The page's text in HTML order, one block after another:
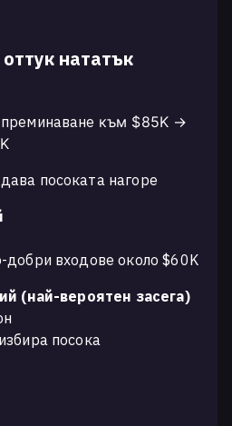
нататък
към $85K →
посоката нагоре
входове около $60K
(най-вероятен засега)
посока